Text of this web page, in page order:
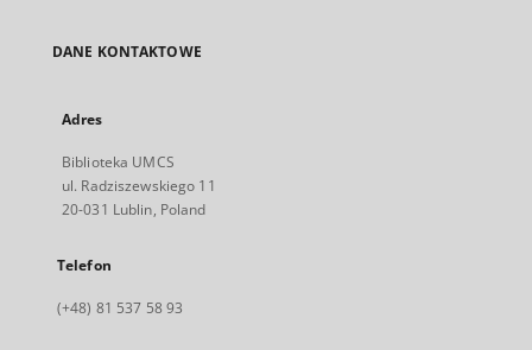
DANE KONTAKTOWE
Adres
Biblioteka UMCS
ul. Radziszewskiego 11
20-031 Lublin, Poland
Telefon
(+48) 81 537 58 93